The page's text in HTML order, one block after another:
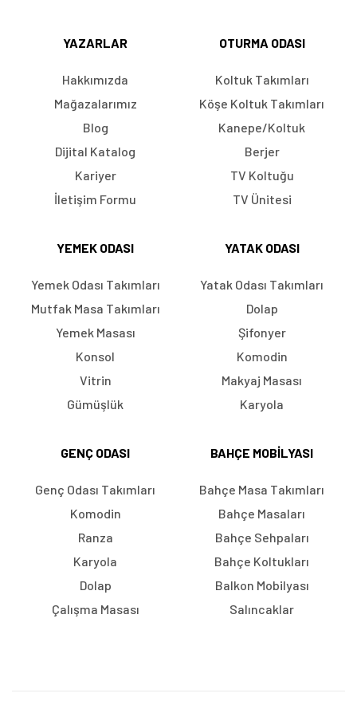
YAZARLAR
Hakkımızda
Mağazalarımız
Blog
Dijital Katalog
Kariyer
İletişim Formu
OTURMA ODASI
Koltuk Takımları
Köşe Koltuk Takımları
Kanepe/Koltuk
Berjer
TV Koltuğu
TV Ünitesi
YEMEK ODASI
Yemek Odası Takımları
Mutfak Masa Takımları
Yemek Masası
Konsol
Vitrin
Gümüşlük
YATAK ODASI
Yatak Odası Takımları
Dolap
Şifonyer
Komodin
Makyaj Masası
Karyola
GENÇ ODASI
Genç Odası Takımları
Komodin
Ranza
Karyola
Dolap
Çalışma Masası
BAHÇE MOBILYASI
Bahçe Masa Takımları
Bahçe Masaları
Bahçe Sehpaları
Bahçe Koltukları
Balkon Mobilyası
Salıncaklar